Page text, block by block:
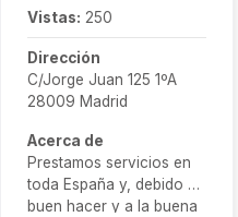
Cuidado de
personas
mayores
(internas o
Gestión y
colocación de
personal
Vistas: 250
Dirección
C/Jorge Juan 125 1ºA
28009 Madrid
Acerca de
Prestamos servicios en
toda España y, debido al
buen hacer y a la buena